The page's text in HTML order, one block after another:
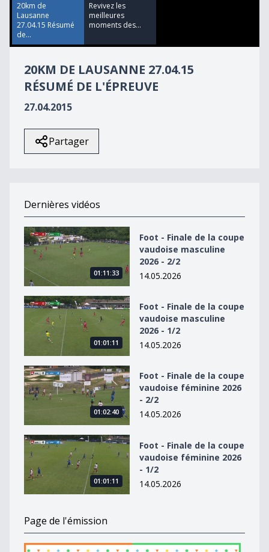
seconds
20km de
Lausanne
27.04.15 Résumé
de...
Revivez les
meilleures
moments des...
20KM DE LAUSANNE 27.04.15
RÉSUMÉ DE L'ÉPREUVE
27.04.2015
Partager
Dernières vidéos
Foot - Finale de la coupe vaudoise masculine 2026 - 2/2
01:11:33
Foot - Finale de la coupe
vaudoise masculine
2026 - 2/2
14.05.2026
Foot - Finale de la coupe vaudoise masculine 2026 - 1/2
01:01:11
Foot - Finale de la coupe
vaudoise masculine
2026 - 1/2
14.05.2026
Foot - Finale de la coupe vaudoise féminine 2026 - 2/2
01:02:40
Foot - Finale de la coupe
vaudoise féminine 2026
- 2/2
14.05.2026
Foot - Finale de la coupe vaudoise féminine 2026 - 1/2
01:01:11
Foot - Finale de la coupe
vaudoise féminine 2026
- 1/2
14.05.2026
Page de l'émission